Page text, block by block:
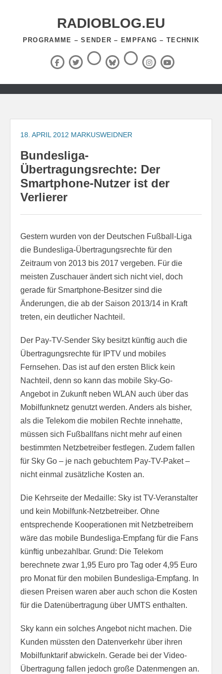
RADIOBLOG.EU
PROGRAMME – SENDER – EMPFANG – TECHNIK
Facebook
X
(Twitter)
ThreadsBlueSky
RSS-
Feed InstagramYouTube
Zum
springen
18. APRIL 2012 MARKUSWEIDNER
Bundesliga-
Übertragungsrechte: Der
Smartphone-Nutzer ist der
Verlierer
Gestern wurden von der Deutschen Fußball-Liga
die Bundesliga-Übertragungsrechte für den
Zeitraum von 2013 bis 2017 vergeben. Für die
meisten Zuschauer ändert sich nicht viel, doch
gerade für Smartphone-Besitzer sind die
Änderungen, die ab der Saison 2013/14 in Kraft
treten, ein deutlicher Nachteil.
Der Pay-TV-Sender Sky besitzt künftig auch die
Übertragungsrechte für IPTV und mobiles
Fernsehen. Das ist auf den ersten Blick kein
Nachteil, denn so kann das mobile Sky-Go-
Angebot in Zukunft neben WLAN auch über das
Mobilfunknetz genutzt werden. Anders als bisher,
als die Telekom die mobilen Rechte innehatte,
müssen sich Fußballfans nicht mehr auf einen
bestimmten Netzbetreiber festlegen. Zudem fallen
für Sky Go – je nach gebuchtem Pay-TV-Paket –
nicht einmal zusätzliche Kosten an.
Die Kehrseite der Medaille: Sky ist TV-Veranstalter
und kein Mobilfunk-Netzbetreiber. Ohne
entsprechende Kooperationen mit Netzbetreibern
wäre das mobile Bundesliga-Empfang für die Fans
künftig unbezahlbar. Grund: Die Telekom
berechnete zwar 1,95 Euro pro Tag oder 4,95 Euro
pro Monat für den mobilen Bundesliga-Empfang. In
diesen Preisen waren aber auch schon die Kosten
für die Datenübertragung über UMTS enthalten.
Sky kann ein solches Angebot nicht machen. Die
Kunden müssten den Datenverkehr über ihren
Mobilfunktarif abwickeln. Gerade bei der Video-
Übertragung fallen jedoch große Datenmengen an.